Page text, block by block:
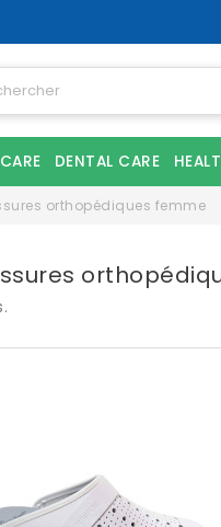
DENTAL CARE
orthopédiques femme